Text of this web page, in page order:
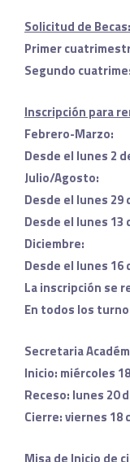
Solicitud de Becas:
Primer
Segundo
Inscripción para
Febrero-Marzo:
Desde el lunes 2
Julio/Agosto:
Desde el lunes 29
Desde el lunes 13
Diciembre:
Desde el lunes 16
La inscripción se
En todos los
Secretaria
Inicio: miércoles
Receso: lunes 20
Cierre: viernes 18